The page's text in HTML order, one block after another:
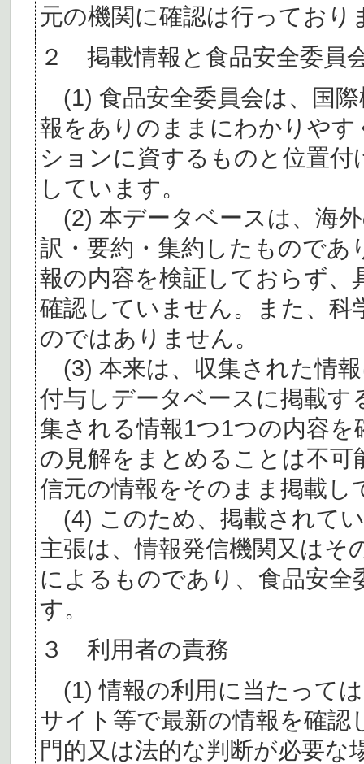
元の機関に確認は行っており
２ 掲載情報と食品安全委員
(1) 食品安全委員会は、国
報をありのままにわかりや
ションに資するものと位置
しています。
(2) 本データベースは、海
訳・要約・集約したものであ
報の内容を検証しておらず、
確認していません。また、
のではありません。
(3) 本来は、収集された情
付与しデータベースに掲載
集される情報1つ1つの内容
の見解をまとめることは不
信元の情報をそのまま掲載し
(4) このため、掲載されて
主張は、情報発信機関又はそ
によるものであり、食品安
す。
３ 利用者の責務
(1) 情報の利用に当たって
サイト等で最新の情報を確認
門的又は法的な判断が必要